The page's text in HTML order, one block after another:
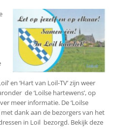
en ‘Hart van Loil-TV’ zijn weer
de ‘Loilse hartewens’, op
meer informatie. De ‘Loilse
dank aan de bezorgers van het
in Loil bezorgd. Bekijk deze